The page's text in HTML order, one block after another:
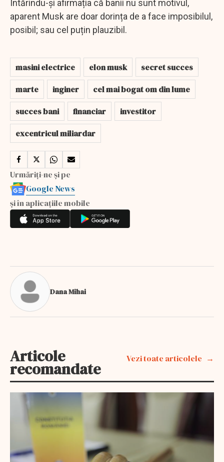
Întărindu-și afirmația că banii nu sunt motivul,
aparent Musk are doar dorința de a face imposibilul,
posibil; sau cel puțin plauzibil.
masini electrice elon musk
secret succes
marte
inginer
cel mai bogat om din lume
succes bani
financiar
investitor
excentricul miliardar
Urmăriți-ne și pe
Google News
și în aplicațiile mobile
Dana Mihai
Articole
recomandate
Vezi toate articolele